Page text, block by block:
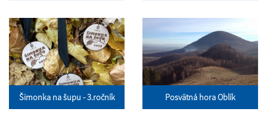
Šimonka na šupu - 3.ročník Posvätná hora Oblík